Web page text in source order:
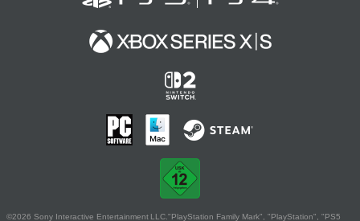
©2026 Sony Interactive Entertainment LLC."PlayStation Family Mark", "PlayStation", "PS5